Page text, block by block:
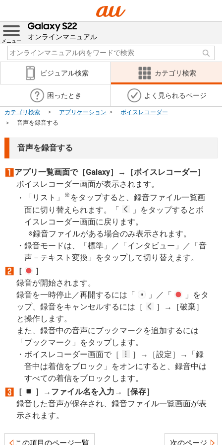
メニュー
オンラインマニュアル
ビジュアル検索 カテゴリ検索
困ったとき よく見られるページ
カテゴリ検索 アプリケーション
ボイスレコーダー
音声を録音する
音声を録音する
アプリ一覧画面で［Galaxy］→［ボイスレコーダー］
ボイスレコーダー画面が表示されます。
「リスト」
※ をタップすると、録音ファイル一覧画
面に切り替えられます。「
」をタップするとボ
イスレコーダー画面に戻ります。
録音ファイルがある場合のみ表示されます。
録音モードは、「標準」／「インタビュー」／「音
声－テキスト変換」をタップして切り替えます。
［
］
録音が開始されます。
録音を一時停止／再開するには「
」／「
」をタ
ップ、録音をキャンセルするには［
］→［破棄］
と操作します。
また、録音中の音声にブックマークを追加するには
「ブックマーク」をタップします。
ボイスレコーダー画面で［
］→［設定］→「録
音中は着信をブロック」をオンにすると、録音中は
すべての着信をブロックします。
［
］→ファイル名を入力→［保存］
録音した音声が保存され、録音ファイル一覧画面が表
示されます。
この項目のページ一覧 次のページ